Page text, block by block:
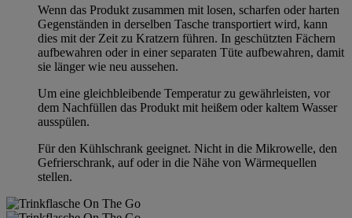
Wenn das Produkt zusammen mit losen, scharfen oder harten
Gegenständen in derselben Tasche transportiert wird, kann
dies mit der Zeit zu Kratzern führen. In geschützten Fächern
aufbewahren oder in einer separaten Tüte aufbewahren, damit
sie länger wie neu aussehen.
Um eine gleichbleibende Temperatur zu gewährleisten, vor
dem Nachfüllen das Produkt mit heißem oder kaltem Wasser
ausspülen.
Für den Kühlschrank geeignet. Nicht in die Mikrowelle, den
Gefrierschrank, auf oder in die Nähe von Wärmequellen
stellen.